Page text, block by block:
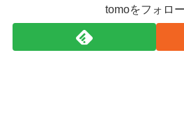
tomoをフォロ